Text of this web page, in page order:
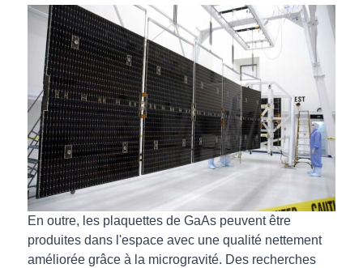
En outre, les plaquettes de GaAs peuvent être
produites dans l'espace avec une qualité nettement
améliorée grâce à la microgravité. Des recherches